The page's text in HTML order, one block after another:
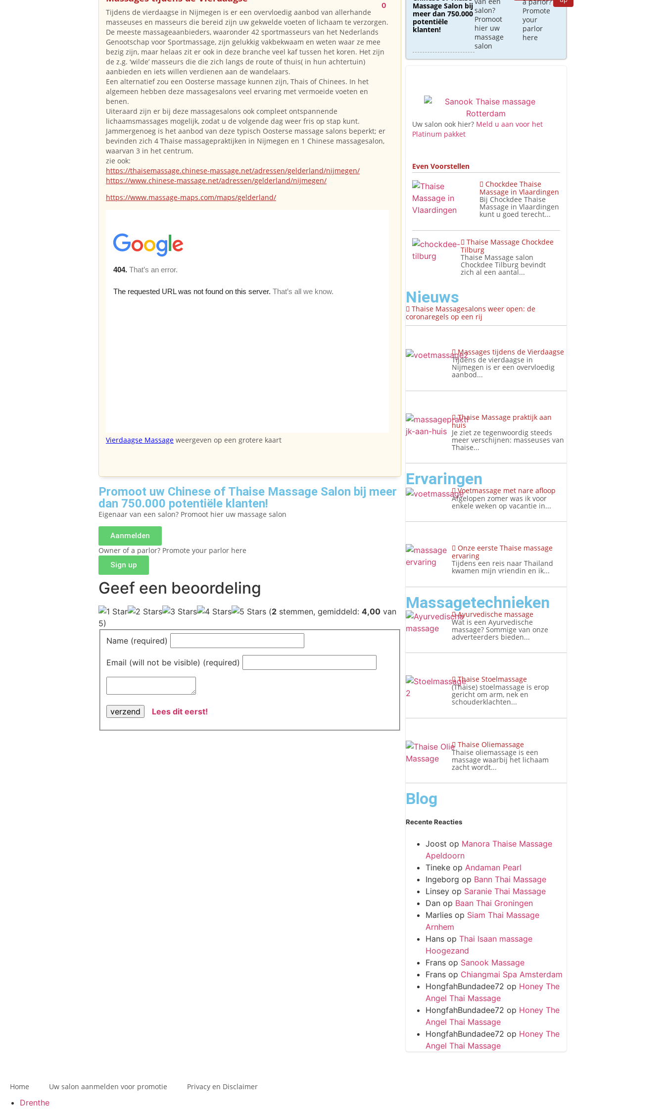
0
Tijdens de vierdaagse in Nijmegen is er een overvloedig aanbod van allerhande
masseuses en masseurs die bereid zijn uw gekwelde voeten of lichaam te verzorgen.
De meeste massageaanbieders, waaronder 42 sportmasseurs van het Nederlands
Genootschap voor Sportmassage, zijn gelukkig vakbekwaam en weten waar ze mee
bezig zijn, maar helaas zit er ook in deze branche veel kaf tussen het koren. Het zijn
de z.g. ‘wilde’ masseurs die die zich langs de route of thuis( in hun achtertuin)
aanbieden en iets willen verdienen aan de wandelaars.
Een alternatief zou een Oosterse massage kunnen zijn, Thais of Chinees. In het
algemeen hebben deze massagesalons veel ervaring met vermoeide voeten en
benen.
Uiteraard zijn er bij deze massagesalons ook compleet ontspannende
lichaamsmassages mogelijk, zodat u de volgende dag weer fris op stap kunt.
Jammergenoeg is het aanbod van deze typisch Oosterse massage salons beperkt; er
bevinden zich 4 Thaise massagepraktijken in Nijmegen en 1 Chinese massagesalon,
waarvan 3 in het centrum.
zie ook:
https://thaisemassage.chinese-massage.net/adressen/gelderland/nijmegen/
https://www.chinese-massage.net/adressen/gelderland/nijmegen/
https://www.massage-maps.com/maps/gelderland/
Vierdaagse Massage weergeven op een grotere kaart
Promoot uw Chinese of Thaise Massage Salon bij meer
dan 750.000 potentiële klanten!
Eigenaar van een salon? Promoot hier uw massage salon
Aanmelden
Owner of a parlor? Promote your parlor here
Sign up
Geef een beoordeling
(2 stemmen, gemiddeld: 4,00 van
5)
Name (required)
Email (will not be visible) (required)
Lees dit eerst!
Massage Salon bij
meer dan 750.000
potentiële
klanten!
salon?
Promoot
hier uw
massage
salon
Promote
your
parlor
here
Uw salon ook hier? Meld u aan voor het
Platinum pakket
Even Voorstellen
Chockdee Thaise
Massage in Vlaardingen
Bij Chockdee Thaise
Massage in Vlaardingen
kunt u goed terecht...
Thaise Massage Chockdee
Tilburg
Thaise Massage salon
Chockdee Tilburg bevindt
zich al een aantal...
Nieuws
Thaise Massagesalons weer open: de
coronaregels op een rij
Massages tijdens de Vierdaagse
Tijdens de vierdaagse in
Nijmegen is er een overvloedig
aanbod...
Thaise Massage praktijk aan
huis
Je ziet ze tegenwoordig steeds
meer verschijnen: masseuses van
Thaise...
Ervaringen
Voetmassage met nare afloop
Afgelopen zomer was ik voor
enkele weken op vacantie in...
Onze eerste Thaise massage
ervaring
Tijdens een reis naar Thailand
kwamen mijn vriendin en ik...
Massagetechnieken
Ayurvedische massage
Wat is een Ayurvedische
massage? Sommige van onze
adverteerders bieden...
Thaise Stoelmassage
(Thaise) stoelmassage is erop
gericht om arm, nek en
schouderklachten...
Thaise Oliemassage
Thaise oliemassage is een
massage waarbij het lichaam
zacht wordt...
Blog
Recente Reacties
Joost op Manora Thaise Massage
Apeldoorn
Tinekeop Andaman Pearl
Ingeborg op Bann Thai Massage
Linseyop Saranie Thai Massage
Danop Baan Thai Groningen
Marliesop Siam Thai Massage
Arnhem
Hansop Thai Isaan massage
Hoogezand
Fransop Sanook Massage
Fransop Chiangmai Spa Amsterdam
HongfahBundadee72 op Honey The
Angel Thai Massage
HongfahBundadee72 op Honey The
Angel Thai Massage
HongfahBundadee72 op Honey The
Angel Thai Massage
Home Uw salon aanmelden voor promotie Privacy en Disclaimer
Drenthe